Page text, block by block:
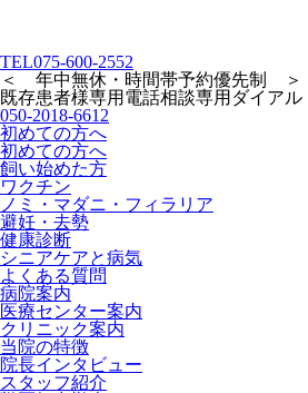
TEL075-600-2552
＜ 年中無休・時間帯予約優先制 ＞
既存患者様専用 電話相談専用ダイアル
050-2018-6612
初めての方へ
初めての方へ
飼い始めた方
ワクチン
ノミ・マダニ・フィラリア
避妊・去勢
健康診断
シニアケアと病気
よくある質問
病院案内
医療センター案内
クリニック案内
当院の特徴
院長インタビュー
スタッフ紹介